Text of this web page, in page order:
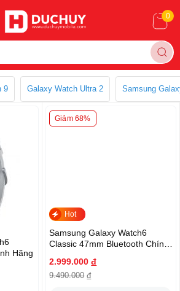
0
9 Galaxy Watch Ultra 2 Samsung
Hãng
Giảm 68%
Hot
Samsung Galaxy Watch6
Classic 47mm Bluetooth Chính
2.999.000 đ
9.490.000 đ